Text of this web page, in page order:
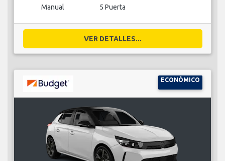
Manual 5 Puerta
VER DETALLES...
ECONÓMICO